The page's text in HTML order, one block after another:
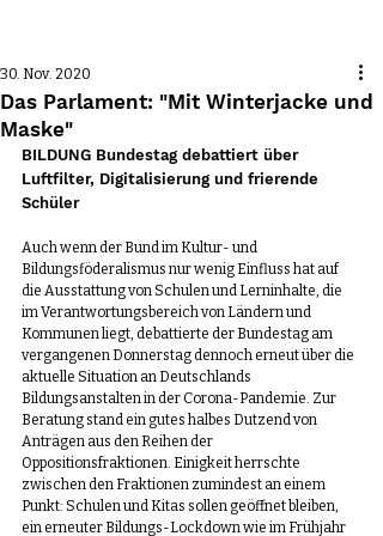
Das Parlament: "Mit Winterjacke und
Maske"
30. Nov. 2020
BILDUNG Bundestag debattiert über
Luftfilter, Digitalisierung und frierende
Schüler
Auch wenn der Bund im Kultur- und
Bildungsföderalismus nur wenig Einfluss hat auf
die Ausstattung von Schulen und Lerninhalte, die
im Verantwortungsbereich von Ländern und
Kommunen liegt, debattierte der Bundestag am
vergangenen Donnerstag dennoch erneut über die
aktuelle Situation an Deutschlands
Bildungsanstalten in der Corona-Pandemie. Zur
Beratung stand ein gutes halbes Dutzend von
Anträgen aus den Reihen der
Oppositionsfraktionen. Einigkeit herrschte
zwischen den Fraktionen zumindest an einem
Punkt: Schulen und Kitas sollen geöffnet bleiben,
ein erneuter Bildungs-Lockdown wie im Frühjahr